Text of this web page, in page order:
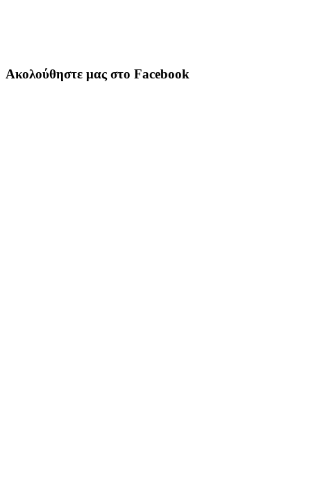
Ακολούθηστε μας στο Facebook